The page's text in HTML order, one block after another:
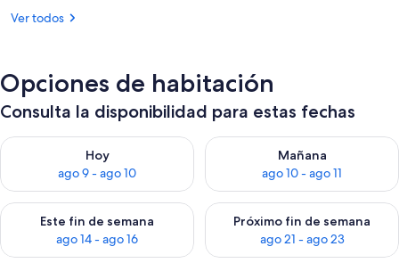
Ver todos
Opciones de habitación
Consulta la disponibilidad para estas fechas
Hoy
ago 9 - ago 10
Consulta la disponibilidad para hoy ago 9 - ago 10
Mañana
ago 10 - ago 11
Consulta la disponibilidad
Este fin de semana
ago 14 - ago 16
Consulta la disponibilidad para este fin de semana ago 14 -
Próximo fin de semana
ago 21 - ago 23
Consulta la disponibilidad